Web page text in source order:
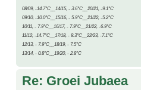
08/09, -14.7°C__14/15, - 3.6°C__20/21, -9.1°C
09/10, -10.0°C__15/16, - 5.9°C__21/22, -5.2°C
10/11, - 7.9°C__16/17, - 7.9°C__21/22, -6.9°C
11/12, -14.7°C__17/18, - 8.3°C__22/23, -7.1°C
12/13, - 7.9°C__18/19, - 7.5°C
13/14, - 0.8°C__19/20, - 2.8°C
Re: Groei Jubaea